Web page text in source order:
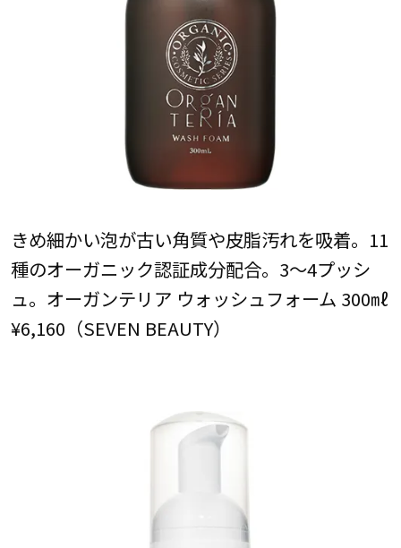
きめ細かい泡が古い角質や皮脂汚れを吸着。11
種のオーガニック認証成分配合。3～4プッシ
ュ。オーガンテリア ウォッシュフォーム 300㎖
¥6,160（SEVEN BEAUTY）